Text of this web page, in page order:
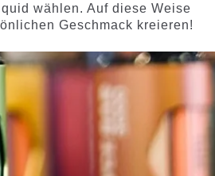
wählen. Auf diese Weise
Geschmack kreieren!